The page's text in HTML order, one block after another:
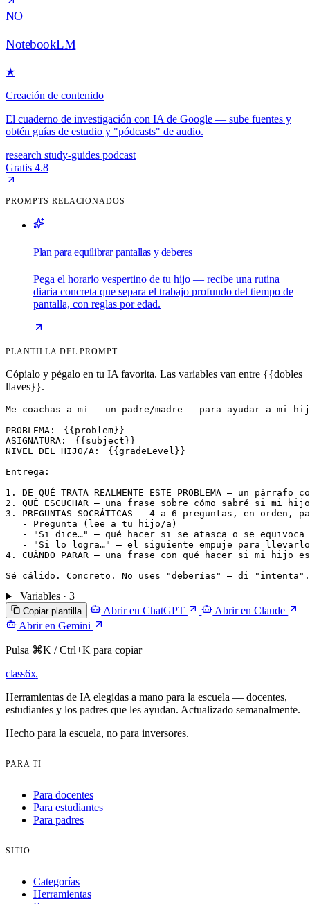
NO
NotebookLM
★
Creación de contenido
El cuaderno de investigación con IA de Google — sube fuentes y
obtén guías de estudio y "pódcasts" de audio.
research study-guides podcast
Gratis 4.8
PROMPTS RELACIONADOS
Plan para equilibrar pantallas y deberes
Pega el horario vespertino de tu hijo — recibe una rutina
diaria concreta que separa el trabajo profundo del tiempo de
pantalla, con reglas por edad.
PLANTILLA DEL PROMPT
Cópialo y pégalo en tu IA favorita. Las variables van entre {{dobles
llaves}}.
Me coachas a mí — un padre/madre — para ayudar a
PROBLEMA:
{{problem}}
ASIGNATURA:
{{subject}}
NIVEL DEL HIJO/A:
{{gradeLevel}}
Entrega:
1. DE QUÉ TRATA REALMENTE ESTE PROBLEMA — un
2. QUÉ ESCUCHAR — una frase sobre cómo sabré si mi
3. PREGUNTAS SOCRÁTICAS — 4 a 6 preguntas, en
   - Pregunta (lee a tu hijo/a)
   - "Si dice…" — qué hacer si se atasca o se equivoca
- "Si lo logra…" — el siguiente empuje para
4. CUÁNDO PARAR — una frase con qué hacer si mi
Variables · 3
Copiar plantilla Abrir en ChatGPT
Abrir en Claude
Abrir en Gemini
Pulsa ⌘K / Ctrl+K para copiar
class6x.
Herramientas de IA elegidas a mano para la escuela — docentes,
estudiantes y los padres que les ayudan. Actualizado semanalmente.
Hecho para la escuela, no para inversores.
PARA TI
Para docentes
Para estudiantes
Para padres
SITIO
Categorías
Herramientas